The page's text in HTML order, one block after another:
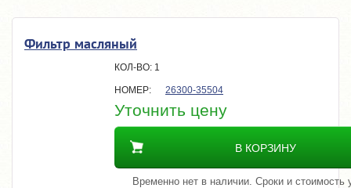
Фильтр масляный
1
26300-35504
Уточнить цену
В КОРЗИНУ
Временно нет в наличии. Сроки и стоимость